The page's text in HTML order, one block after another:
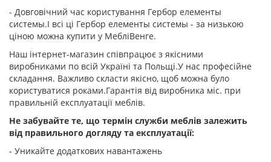
- Довговічний час користування Гербор елементы
системы.І всі ці Гербор елементы системы - за низькою
ціною можна купити у МебліВенге.
Наш інтернет-магазин співпрацює з якісними
виробниками по всій Україні та Польщі.У нас професійне
складання. Важливо скласти якісно, щоб можна було
користуватися роками.Гарантія від виробника міс. при
правильній експлуатації меблів.
Не забувайте те, що термін служби меблів залежить
від правильного догляду та експлуатації:
- Уникайте додаткових навантажень